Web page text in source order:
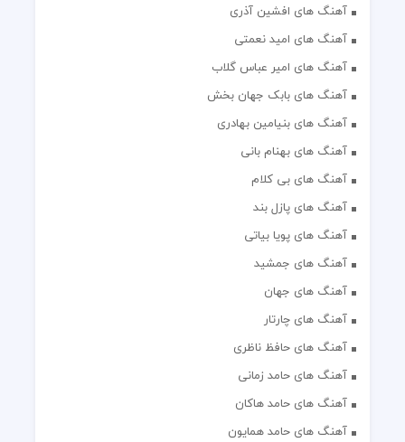
آهنگ های افشین آذری
آهنگ های امید نعمتی
آهنگ های امیر عباس گلاب
آهنگ های بابک جهان بخش
آهنگ های بنیامین بهادری
آهنگ های بهنام بانی
آهنگ های بی کلام
آهنگ های پازل بند
آهنگ های پویا بیاتی
آهنگ های جمشید
آهنگ های جهان
آهنگ های چارتار
آهنگ های حافظ ناظری
آهنگ های حامد زمانی
آهنگ های حامد هاکان
آهنگ های حامد همایون